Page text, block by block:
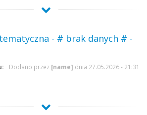
- # brak danych # -
Dodano przez [name] dnia 27.05.2026 - 21:31